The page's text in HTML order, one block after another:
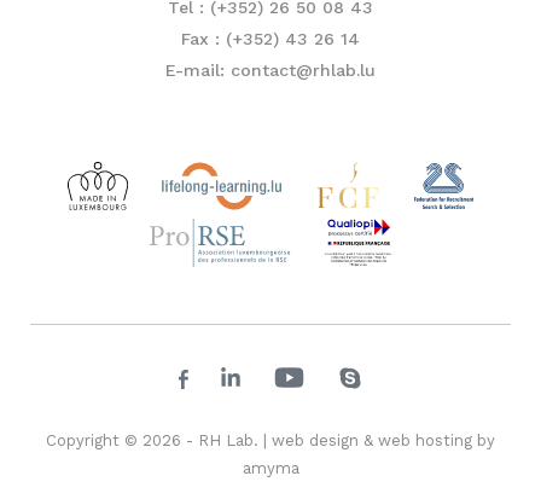
Tel : (+352) 26 50 08 43
Fax : (+352) 43 26 14
E-mail: contact@rhlab.lu
Copyright © 2026 - RH Lab. | web design & web hosting by
amyma